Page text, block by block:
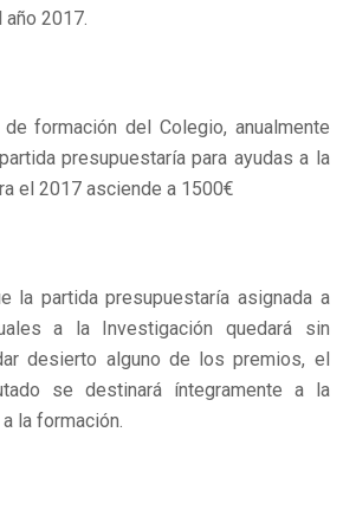
2017.
formación del Colegio, anualmente
presupuestaría para ayudas a la
el 2017 asciende a 1500€
la partida presupuestaría asignada a
a la Investigación quedará sin
desierto alguno de los premios, el
se destinará íntegramente a la
la formación.